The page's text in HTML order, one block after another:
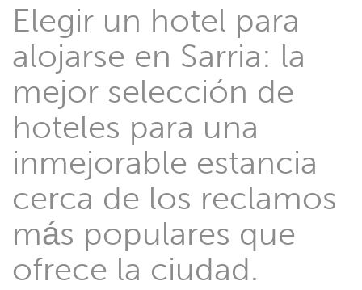
Elegir un hotel para
alojarse en Sarria: la
mejor selección de
hoteles para una
inmejorable estancia
cerca de los reclamos
más populares que
ofrece la ciudad.